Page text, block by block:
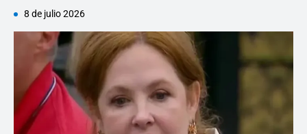
8 de julio 2026